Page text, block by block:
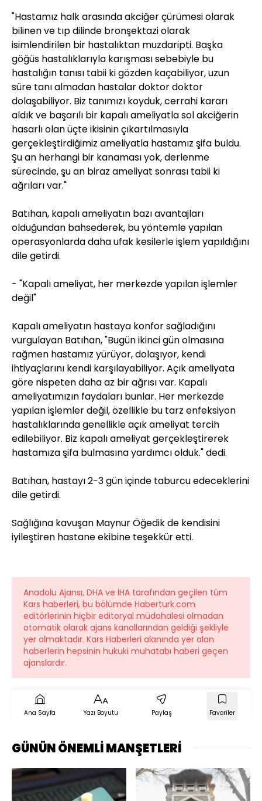
"Hastamız halk arasında akciğer çürümesi olarak
bilinen ve tıp dilinde bronşektazi olarak
isimlendirilen bir hastalıktan muzdaripti. Başka
göğüs hastalıklarıyla karışması sebebiyle bu
hastalığın tanısı tabii ki gözden kaçabiliyor, uzun
süre tanı almadan hastalar doktor doktor
dolaşabiliyor. Biz tanımızı koyduk, cerrahi kararı
aldık ve başarılı bir kapalı ameliyatla sol akciğerin
hasarlı olan üçte ikisinin çıkartılmasıyla
gerçekleştirdiğimiz ameliyatla hastamız şifa buldu.
Şu an herhangi bir kanaması yok, derlenme
sürecinde, şu an biraz ameliyat sonrası tabii ki
ağrıları var."
Batıhan, kapalı ameliyatın bazı avantajları
olduğundan bahsederek, bu yöntemle yapılan
operasyonlarda daha ufak kesilerle işlem yapıldığını
dile getirdi.
- "Kapalı ameliyat, her merkezde yapılan işlemler
değil"
Kapalı ameliyatın hastaya konfor sağladığını
vurgulayan Batıhan, "Bugün ikinci gün olmasına
rağmen hastamız yürüyor, dolaşıyor, kendi
ihtiyaçlarını kendi karşılayabiliyor. Açık ameliyata
göre nispeten daha az bir ağrısı var. Kapalı
ameliyatımızın faydaları bunlar. Her merkezde
yapılan işlemler değil, özellikle bu tarz enfeksiyon
hastalıklarında genellikle açık ameliyat tercih
edilebiliyor. Biz kapalı ameliyat gerçekleştirerek
hastamıza şifa bulmasına yardımcı olduk." dedi.
Batıhan, hastayı 2-3 gün içinde taburcu edeceklerini
dile getirdi.
Sağlığına kavuşan Maynur Öğedik de kendisini
iyileştiren hastane ekibine teşekkür etti.
Anadolu Ajansı, DHA ve İHA tarafından geçilen tüm
Kars haberleri, bu bölümde Haberturk.com
editörlerinin hiçbir editoryal müdahalesi olmadan
otomatik olarak ajans kanallarından geldiği şekliyle
yer almaktadır. Kars Haberleri alanında yer alan
haberlerin hepsinin hukuki muhatabı haberi geçen
ajanslardır.
Ana Sayfa Yazı Boyutu Paylaş Favoriler
GÜNÜN ÖNEMLİ MANŞETLERİ